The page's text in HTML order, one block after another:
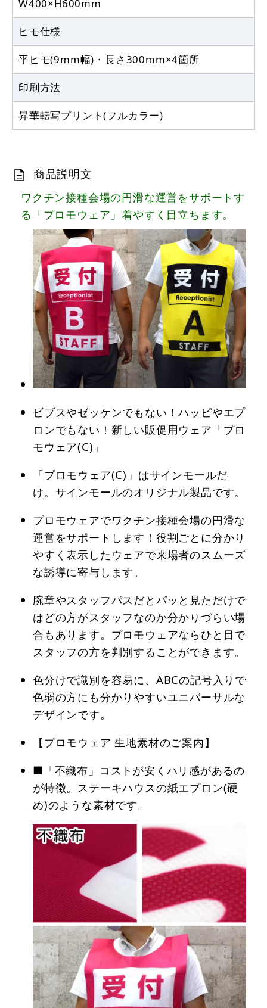
W400×H600mm
ヒモ仕様
平ヒモ(9mm幅)・長さ300mm×4箇所
印刷方法
昇華転写プリント(フルカラー)
商品説明文
ワクチン接種会場の円滑な運営をサポートす
る「プロモウェア」着やすく目立ちます。
ビブスやゼッケンでもない！ハッピやエプ
ロンでもない！新しい販促用ウェア「プロ
モウェア(C)」
「プロモウェア(C)」はサインモールだ
け。サインモールのオリジナル製品です。
プロモウェアでワクチン接種会場の円滑な
運営をサポートします！役割ごとに分かり
やすく表示したウェアで来場者のスムーズ
な誘導に寄与します。
腕章やスタッフパスだとパッと見ただけで
はどの方がスタッフなのか分かりづらい場
合もあります。プロモウェアならひと目で
スタッフの方を判別することができます。
色分けで識別を容易に、ABCの記号入りで
色弱の方にも分かりやすいユニバーサルな
デザインです。
【プロモウェア 生地素材のご案内】
■「不織布」コストが安くハリ感があるの
が特徴。ステーキハウスの紙エプロン(硬
め)のような素材です。